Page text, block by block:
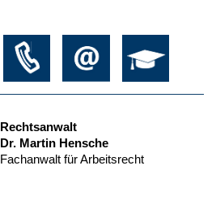
Rechtsanwalt
Dr. Martin Hensche
Fachanwalt für Arbeitsrecht